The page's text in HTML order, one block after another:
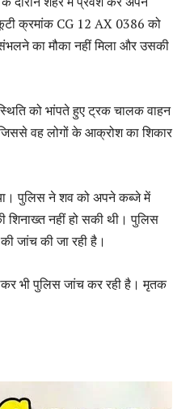
क्रमांक CG 12 AX 0386 को
का मौका नहीं मिला और उसकी
को भांपते हुए ट्रक चालक वाहन
वह लोगों के आक्रोश का शिकार
पुलिस ने शव को अपने कब्जे में
नहीं हो सकी थी। पुलिस
जांच की जा रही है।
भी पुलिस जांच कर रही है। मृतक